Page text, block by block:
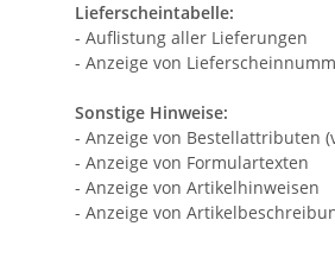
Lieferscheintabelle:
- Auflistung aller Lieferungen
- Anzeige von
Sonstige Hinweise:
- Anzeige von Bestellattributen
- Anzeige von Formulartexten
- Anzeige von Artikelhinweisen
- Anzeige von